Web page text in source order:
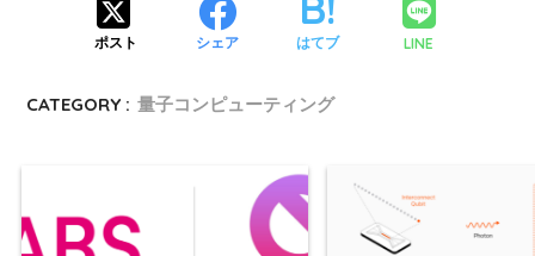
ポスト シェア はてブ LINE
CATEGORY : 量子コンピューティング